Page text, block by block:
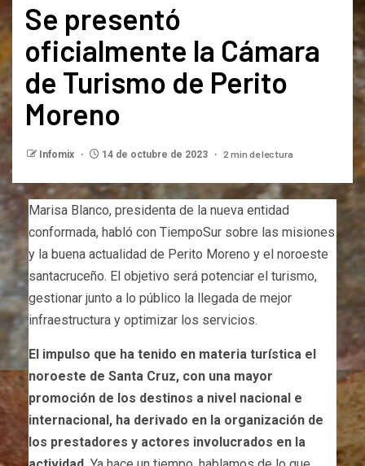
Se presentó
oficialmente la Cámara
de Turismo de Perito
Moreno
Infomix 14 de octubre de 2023 2 min de lectura
Marisa Blanco, presidenta de la nueva entidad
conformada, habló con TiempoSur sobre las misiones
y la buena actualidad de Perito Moreno y el noroeste
santacruceño. El objetivo será potenciar el turismo,
gestionar junto a lo público la llegada de mejor
infraestructura y optimizar los servicios.
El impulso que ha tenido en materia turística el
noroeste de Santa Cruz, con una mayor
promoción de los destinos a nivel nacional e
internacional, ha derivado en la organización de
los prestadores y actores involucrados en la